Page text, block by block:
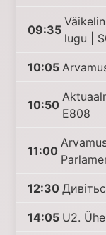
09:35
lugu |
10:05
10:50
E808
11:00
12:30
14:05 U2.